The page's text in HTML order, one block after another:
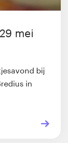
mei
bij
in